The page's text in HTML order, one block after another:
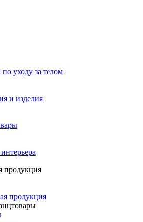
по уходу за телом
и изделия
продукция
продукция